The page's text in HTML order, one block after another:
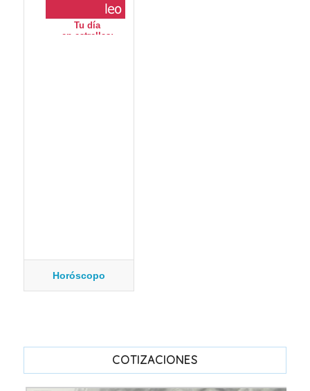
Horóscopo
COTIZACIONES